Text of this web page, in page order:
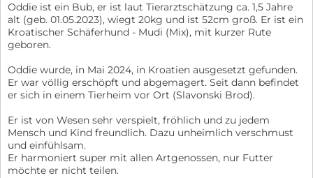
Oddie ist ein Bub, er ist laut Tierarztschätzung ca. 1,5 Jahre
alt (geb. 01.05.2023), wiegt 20kg und ist 52cm groß. Er ist ein
Kroatischer Schäferhund - Mudi (Mix), mit kurzer Rute
geboren.
Oddie wurde, in Mai 2024, in Kroatien ausgesetzt gefunden.
Er war völlig erschöpft und abgemagert. Seit dann befindet
er sich in einem Tierheim vor Ort (Slavonski Brod).
Er ist von Wesen sehr verspielt, fröhlich und zu jedem
Mensch und Kind freundlich. Dazu unheimlich verschmust
und einfühlsam.
Er harmoniert super mit allen Artgenossen, nur Futter
möchte er nicht teilen.